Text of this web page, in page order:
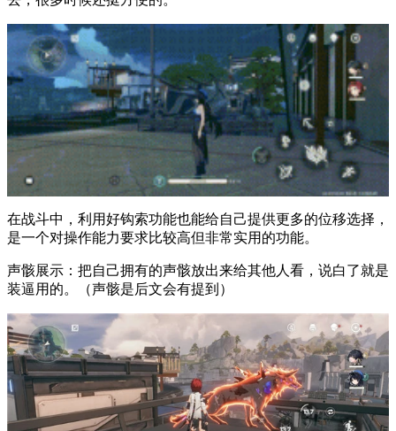
在战斗中，利用好钩索功能也能给自己提供更多的位移选择，
是一个对操作能力要求比较高但非常实用的功能。
声骸展示：把自己拥有的声骸放出来给其他人看，说白了就是
装逼用的。（声骸是后文会有提到）